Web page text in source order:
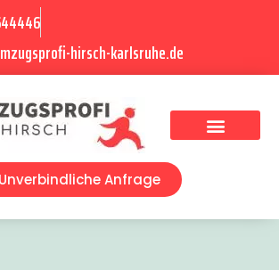
hirsch-karlsruhe.de
Unverbindliche Anfrage